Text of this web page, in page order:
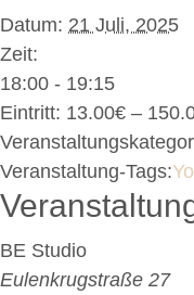
Datum: 21 Juli, 2025
Zeit:
18:00 - 19:15
Eintritt: 13.00€ –
Veranstaltung-Tags:
BE Studio
Eulenkrugstraße 27